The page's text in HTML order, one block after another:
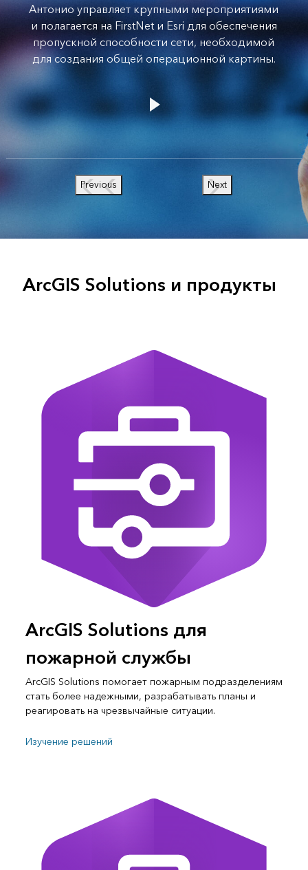
Антонио управляет крупными мероприятиями
и полагается на FirstNet и Esri для обеспечения
пропускной способности сети, необходимой
для создания общей операционной картины.
Previous Next
ArcGIS Solutions и продукты
ArcGIS Solutions для
пожарной службы
ArcGIS Solutions помогает пожарным подразделениям
стать более надежными, разрабатывать планы и
реагировать на чрезвычайные ситуации.
Изучение решений